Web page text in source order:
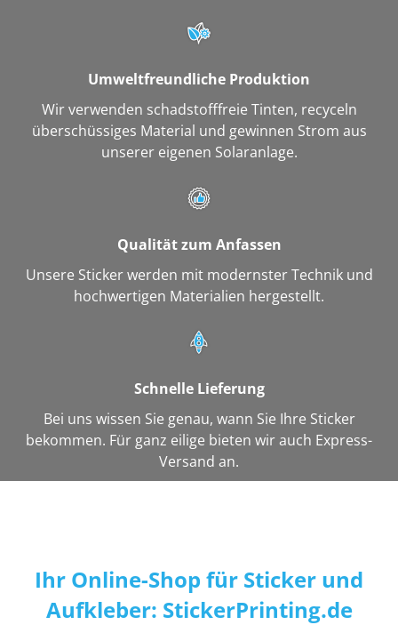
Umweltfreundliche Produktion
Wir verwenden schadstofffreie Tinten, recyceln
überschüssiges Material und gewinnen Strom aus
unserer eigenen Solaranlage.
Qualität zum Anfassen
Unsere Sticker werden mit modernster Technik und
hochwertigen Materialien hergestellt.
Schnelle Lieferung
Bei uns wissen Sie genau, wann Sie Ihre Sticker
bekommen. Für ganz eilige bieten wir auch Express-
Versand an.
Ihr Online-Shop für Sticker und
Aufkleber: StickerPrinting.de